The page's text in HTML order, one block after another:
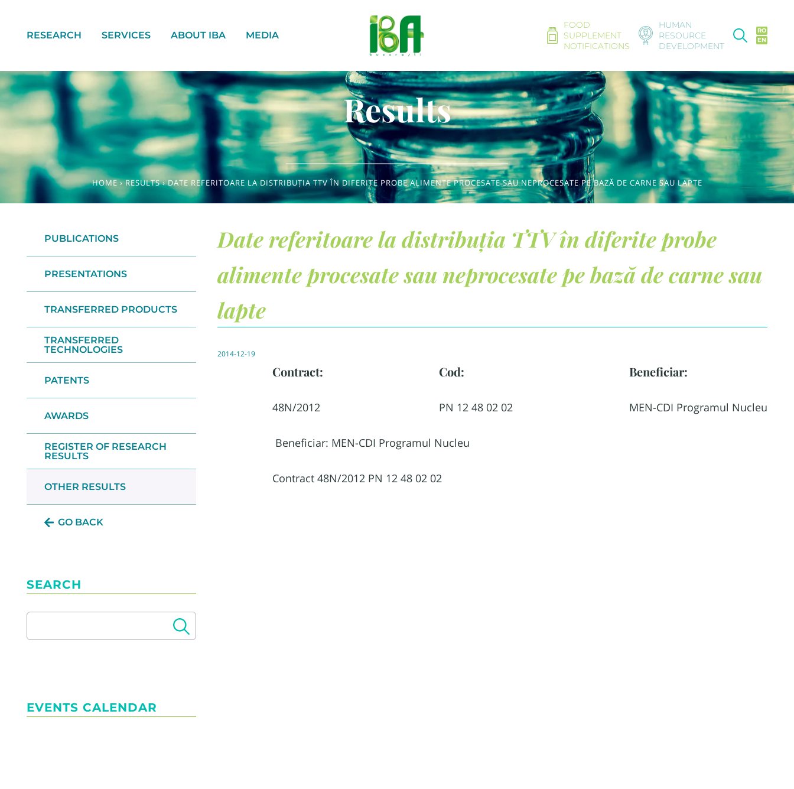
RESEARCH SERVICES ABOUT IBA MEDIA
FOOD
SUPPLEMENT
NOTIFICATIONS
HUMAN
RESOURCE
DEVELOPMENT
RO
EN
Results
HOME › RESULTS › DATE REFERITOARE LA DISTRIBUȚIA TTV ÎN DIFERITE PROBE ALIMENTE PROCESATE SAU NEPROCESATE PE BAZĂ DE CARNE SAU LAPTE
PUBLICATIONS
PRESENTATIONS
TRANSFERRED PRODUCTS
TRANSFERRED
TECHNOLOGIES
PATENTS
AWARDS
REGISTER OF RESEARCH
RESULTS
OTHER RESULTS
GO BACK
SEARCH
EVENTS CALENDAR
Date referitoare la distribuția TTV în diferite probe
alimente procesate sau neprocesate pe bază de carne sau
lapte
2014-12-19
Contract:
48N/2012
Cod:
PN 12 48 02 02
Beneficiar:
MEN-CDI Programul Nucleu
Beneficiar: MEN-CDI Programul Nucleu
Contract 48N/2012 PN 12 48 02 02